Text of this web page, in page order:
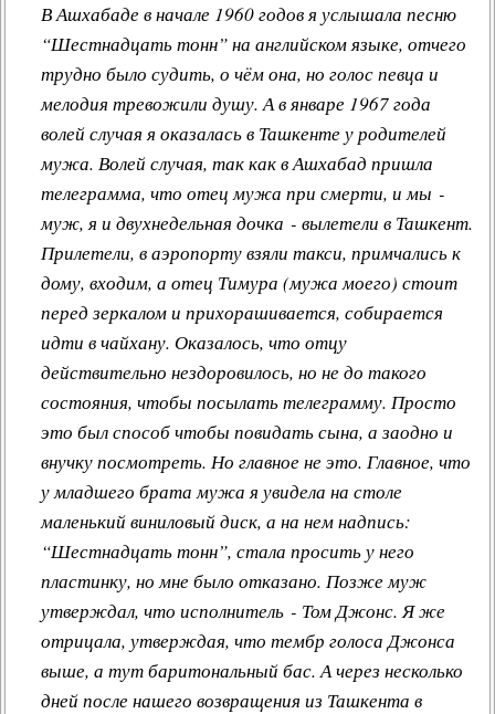
В Ашхабаде в начале 1960 годов я услышала песню
“Шестнадцать тонн” на английском языке, отчего
трудно было судить, о чём она, но голос певца и
мелодия тревожили душу. А в январе 1967 года
волей случая я оказалась в Ташкенте у родителей
мужа. Волей случая, так как в Ашхабад пришла
телеграмма, что отец мужа при смерти, и мы -
муж, я и двухнедельная дочка - вылетели в Ташкент.
Прилетели, в аэропорту взяли такси, примчались к
дому, входим, а отец Тимура (мужа моего) стоит
перед зеркалом и прихорашивается, собирается
идти в чайхану. Оказалось, что отцу
действительно нездоровилось, но не до такого
состояния, чтобы посылать телеграмму. Просто
это был способ чтобы повидать сына, а заодно и
внучку посмотреть. Но главное не это. Главное, что
у младшего брата мужа я увидела на столе
маленький виниловый диск, а на нем надпись:
“Шестнадцать тонн”, стала просить у него
пластинку, но мне было отказано. Позже муж
утверждал, что исполнитель - Том Джонс. Я же
отрицала, утверждая, что тембр голоса Джонса
выше, а тут баритональный бас. А через несколько
дней после нашего возвращения из Ташкента в